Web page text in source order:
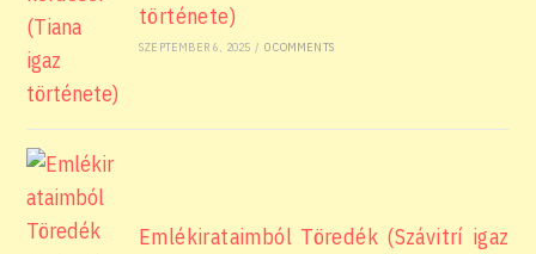
története)
SZEPTEMBER 6, 2025 / 0 COMMENTS
Emlékirataimból Töredék (Szávitrí igaz